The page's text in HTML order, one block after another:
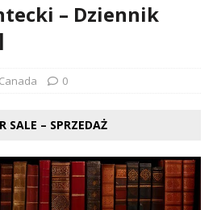
– Dziennik
0
SALE – SPRZEDAŻ